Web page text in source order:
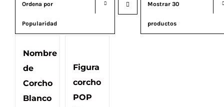
Ordena por
Popularidad
Mostrar 30
productos
Nombre
de
Corcho
Blanco
Figura
corcho
POP